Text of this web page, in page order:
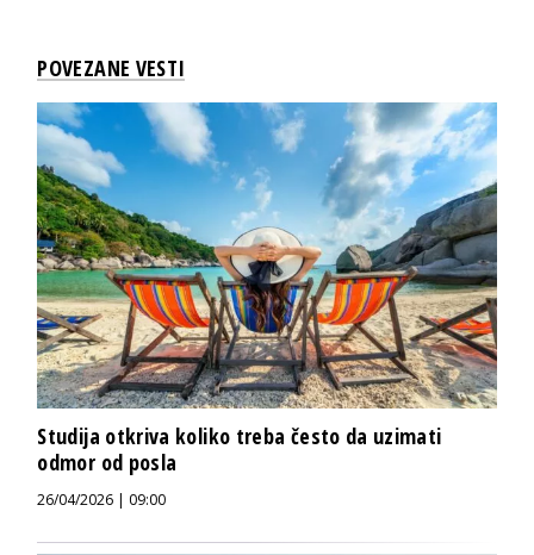
POVEZANE VESTI
Studija otkriva koliko treba često da uzimati
odmor od posla
26/04/2026 | 09:00